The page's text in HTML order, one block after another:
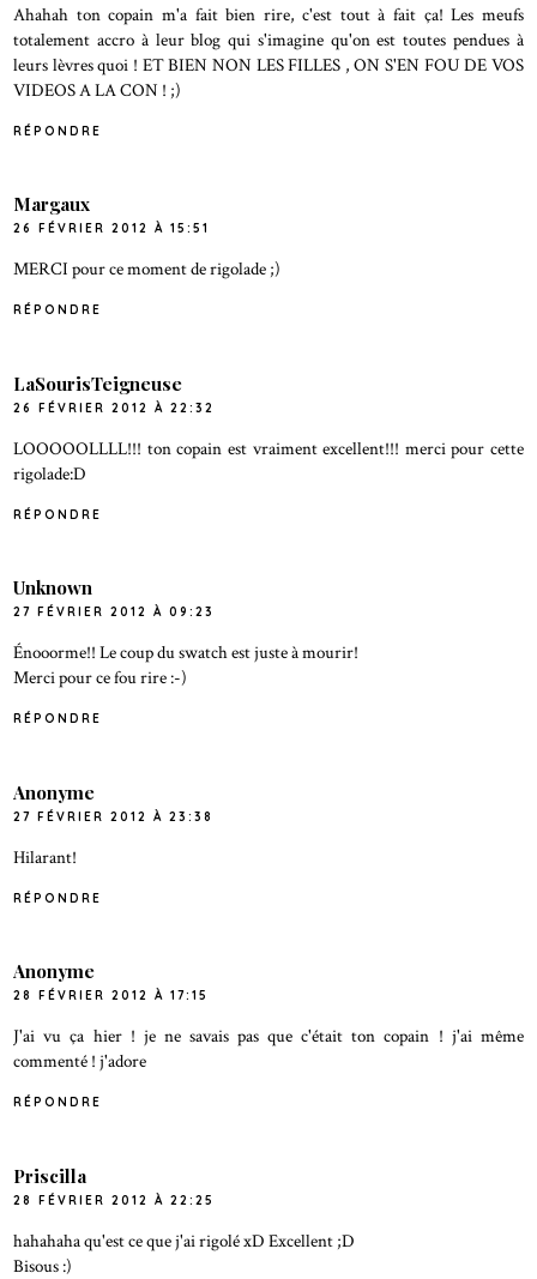
Ahahah ton copain m'a fait bien rire, c'est tout à fait ça! Les meufs
totalement accro à leur blog qui s'imagine qu'on est toutes pendues à
leurs lèvres quoi ! ET BIEN NON LES FILLES , ON S'EN FOU DE VOS
VIDEOS A LA CON ! ;)
RÉPONDRE
Margaux
26 FÉVRIER 2012 À 15:51
MERCI pour ce moment de rigolade ;)
RÉPONDRE
LaSourisTeigneuse
26 FÉVRIER 2012 À 22:32
LOOOOOLLLL!!! ton copain est vraiment excellent!!! merci pour cette
rigolade:D
RÉPONDRE
Unknown
27 FÉVRIER 2012 À 09:23
Énooorme!! Le coup du swatch est juste à mourir!
Merci pour ce fou rire :-)
RÉPONDRE
Anonyme
27 FÉVRIER 2012 À 23:38
Hilarant!
RÉPONDRE
Anonyme
28 FÉVRIER 2012 À 17:15
J'ai vu ça hier ! je ne savais pas que c'était ton copain ! j'ai même
commenté ! j'adore
RÉPONDRE
Priscilla
28 FÉVRIER 2012 À 22:25
hahahaha qu'est ce que j'ai rigolé xD Excellent ;D
Bisous :)